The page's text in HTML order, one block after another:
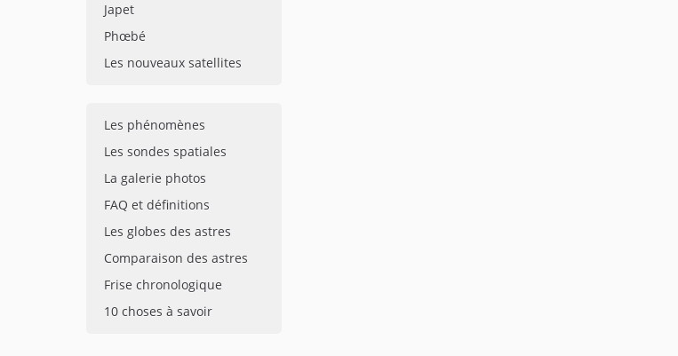
Japet
Phœbé
Les nouveaux satellites
Les phénomènes
Les sondes spatiales
La galerie photos
FAQ et définitions
Les globes des astres
Comparaison des astres
Frise chronologique
10 choses à savoir